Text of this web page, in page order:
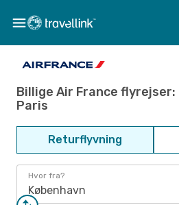
Billige Air France flyrejser:
Paris
Returflyvning
Hvor fra?
København